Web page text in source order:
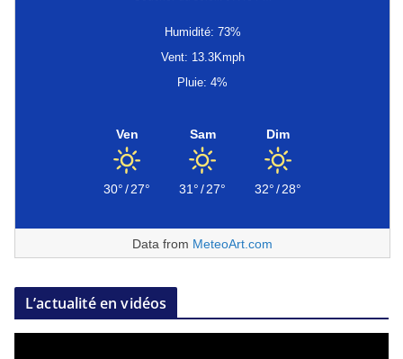
Humidité: 73%
Vent: 13.3Kmph
Pluie: 4%
Ven
30°/27°
Sam
31°/27°
Dim
32°/28°
Data from MeteoArt.com
L’actualité en vidéos